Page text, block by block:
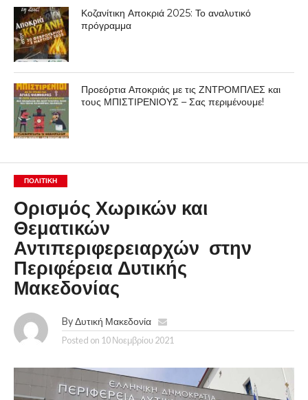
Κοζανίτικη Αποκριά 2025: Το αναλυτικό
πρόγραμμα
Προεόρτια Αποκριάς με τις ΖΝΤΡΟΜΠΛΕΣ και
τους ΜΠΙΣΤΙΡΕΝΙΟΥΣ – Σας περιμένουμε!
ΠΟΛΙΤΙΚΉ
Ορισμός Χωρικών και
Θεματικών
Αντιπεριφερειαρχών στην
Περιφέρεια Δυτικής
Μακεδονίας
By Δυτική Μακεδονία
Posted on 10 Νοεμβρίου 2021